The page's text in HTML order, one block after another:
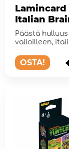
Lamincard
Italian
Wave 2
Päästä hulluus
valloilleen,
t...
OSTA!